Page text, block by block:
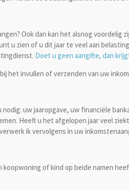
Ook dan kan het alsnog voordelig
u zien of u dit jaar te veel aan
Doet u geen aangifte, dan
het invullen of verzenden van uw
uw jaaropgave, uw financiële
Heeft u het afgelopen jaar veel
ik vervolgens in uw
of kind op beide namen